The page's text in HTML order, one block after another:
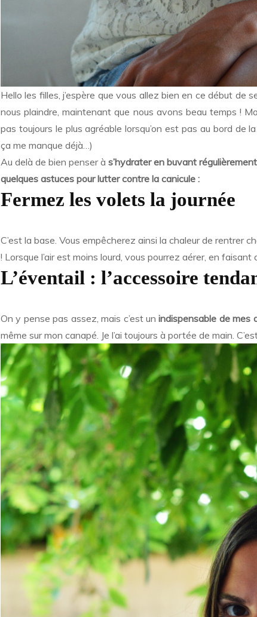
Hello les filles, j’espère que vous allez bien en ce début de
nous plaindre, maintenant que nous avons beau temps !
pas toujours le plus agréable lorsqu’on est pas au bord de
ça me manque déjà…)
Au delà de bien penser à s’hydrater en buvant régulièrement
quelques astuces pour lutter contre la canicule :
Fermez les volets la journée
C’est la base. Vous empêcherez ainsi la chaleur de rentrer
! Lorsque l’air est moins lourd, vous pourrez aérer, en faisant
L’éventail : l’accessoire
On y pense pas assez, mais c’est un indispensable de mes
même sur mon canapé. Je l’ai toujours à portée de main.